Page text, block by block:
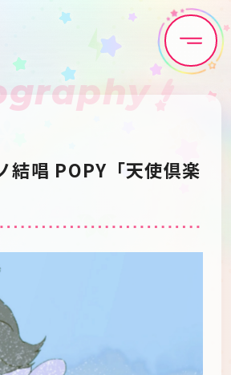
News
唱 POPY「天使倶楽